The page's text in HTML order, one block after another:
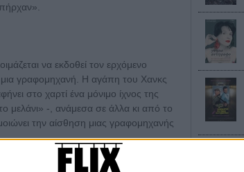
να εκδοθεί τον ερχόμενο
γραφομηχανή. Η αγάπη του Χανκς
στο χαρτί ένα μόνιμο ίχνος της
μελάνι» -, ανάμεσα σε άλλα κι από το
την αίσθηση μιας γραφομηχανής